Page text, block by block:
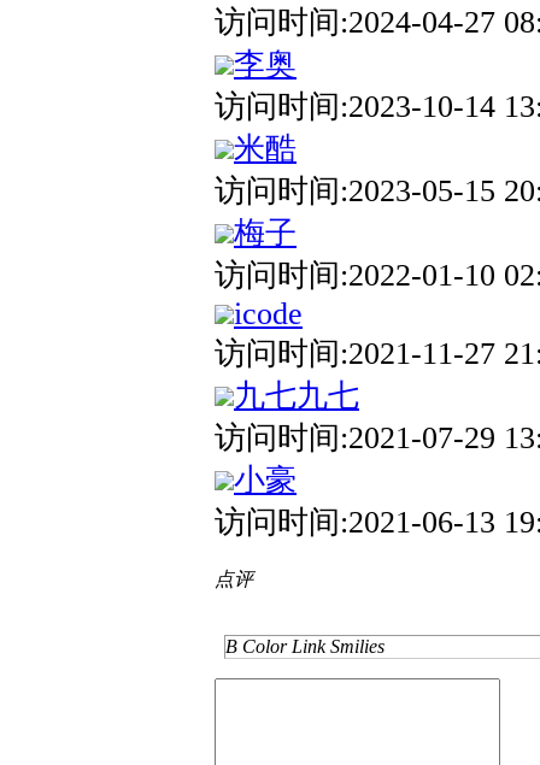
访问时间:2024-04-27
李奥
访问时间:2023-10-14
米酷
访问时间:2023-05-15
梅子
访问时间:2022-01-10
icode
访问时间:2021-11-27
九七九七
访问时间:2021-07-29
小豪
访问时间:2021-06-13
点评
B Color Link Smilies